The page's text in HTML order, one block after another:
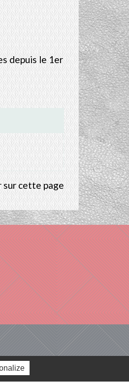
depuis le 1er
sur cette page